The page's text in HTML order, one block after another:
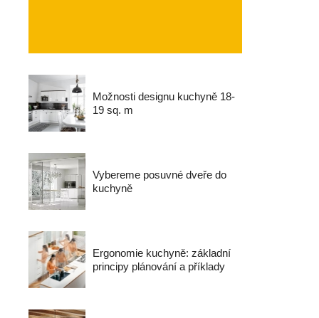
Možnosti designu kuchyně 18-
19 sq. m
Vybereme posuvné dveře do
kuchyně
Ergonomie kuchyně: základní
principy plánování a příklady